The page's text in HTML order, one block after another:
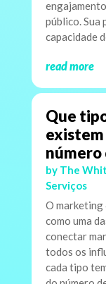
público. Sua
capacidade
read more
Que
existem
número
by The
Serviços
O marketing
como uma
conectar
todos os
cada tipo